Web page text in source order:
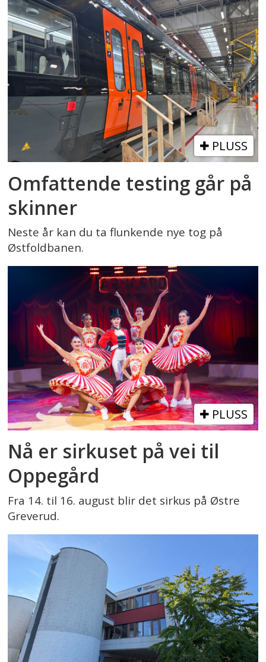
PLUSS
Omfattende testing går på
skinner
Neste år kan du ta flunkende nye tog på
Østfoldbanen.
PLUSS
Nå er sirkuset på vei til
Oppegård
Fra 14. til 16. august blir det sirkus på Østre
Greverud.